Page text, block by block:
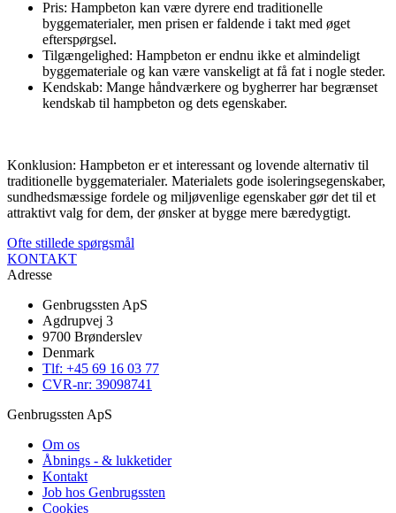
Pris: Hampbeton kan være dyrere end traditionelle
byggematerialer, men prisen er faldende i takt med øget
efterspørgsel.
Tilgængelighed: Hampbeton er endnu ikke et almindeligt
byggemateriale og kan være vanskeligt at få fat i nogle steder.
Kendskab: Mange håndværkere og bygherrer har begrænset
kendskab til hampbeton og dets egenskaber.
Konklusion: Hampbeton er et interessant og lovende alternativ til
traditionelle byggematerialer. Materialets gode isoleringsegenskaber,
sundhedsmæssige fordele og miljøvenlige egenskaber gør det til et
attraktivt valg for dem, der ønsker at bygge mere bæredygtigt.
Ofte stillede spørgsmål
KONTAKT
Adresse
Genbrugssten ApS
Agdrupvej 3
9700 Brønderslev
Denmark
Tlf: +45 69 16 03 77
CVR-nr: 39098741
Genbrugssten ApS
Om os
Åbnings - & lukketider
Kontakt
Job hos Genbrugssten
Cookies